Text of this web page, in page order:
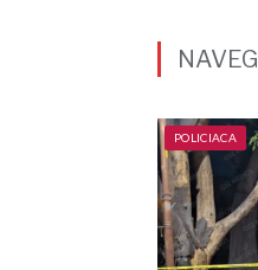
POLICIACA